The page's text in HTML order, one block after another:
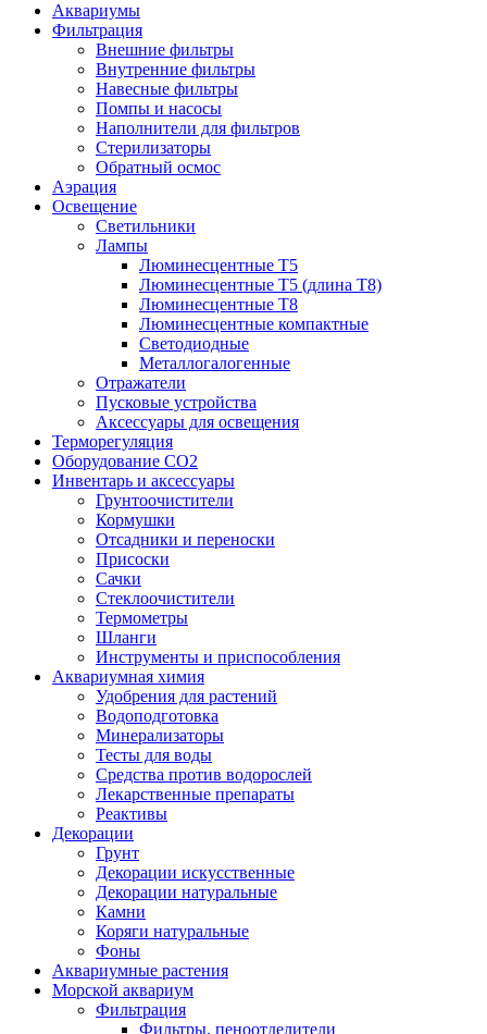
Аквариумы
Фильтрация
Внешние фильтры
Внутренние фильтры
Навесные фильтры
Помпы и насосы
Наполнители для фильтров
Стерилизаторы
Обратный осмос
Аэрация
Освещение
Светильники
Лампы
Люминесцентные T5
Люминесцентные T5 (длина T8)
Люминесцентные T8
Люминесцентные компактные
Светодиодные
Металлогалогенные
Отражатели
Пусковые устройства
Аксессуары для освещения
Терморегуляция
Оборудование CO2
Инвентарь и аксессуары
Грунтоочистители
Кормушки
Отсадники и переноски
Присоски
Сачки
Стеклоочистители
Термометры
Шланги
Инструменты и приспособления
Аквариумная химия
Удобрения для растений
Водоподготовка
Минерализаторы
Тесты для воды
Средства против водорослей
Лекарственные препараты
Реактивы
Декорации
Грунт
Декорации искусственные
Декорации натуральные
Камни
Коряги натуральные
Фоны
Аквариумные растения
Морской аквариум
Фильтрация
Фильтры, пеноотделители